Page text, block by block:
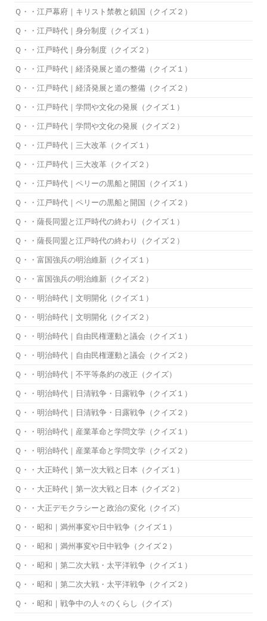
Ｑ・・江戸幕府｜キリスト禁教と鎖国（クイズ２）
Ｑ・・江戸時代｜身分制度（クイズ１）
Ｑ・・江戸時代｜身分制度（クイズ２）
Ｑ・・江戸時代｜経済発展と道の整備（クイズ１）
Ｑ・・江戸時代｜経済発展と道の整備（クイズ２）
Ｑ・・江戸時代｜学問や文化の発展（クイズ１）
Ｑ・・江戸時代｜学問や文化の発展（クイズ２）
Ｑ・・江戸時代｜三大改革（クイズ１）
Ｑ・・江戸時代｜三大改革（クイズ２）
Ｑ・・江戸時代｜ペリーの黒船と開国（クイズ１）
Ｑ・・江戸時代｜ペリーの黒船と開国（クイズ２）
Ｑ・・薩長同盟と江戸時代の終わり（クイズ１）
Ｑ・・薩長同盟と江戸時代の終わり（クイズ２）
Ｑ・・富国強兵の明治維新（クイズ１）
Ｑ・・富国強兵の明治維新（クイズ２）
Ｑ・・明治時代｜文明開化（クイズ１）
Ｑ・・明治時代｜文明開化（クイズ２）
Ｑ・・明治時代｜自由民権運動と議会（クイズ１）
Ｑ・・明治時代｜自由民権運動と議会（クイズ２）
Ｑ・・明治時代｜不平等条約の改正（クイズ）
Ｑ・・明治時代｜日清戦争・日露戦争（クイズ１）
Ｑ・・明治時代｜日清戦争・日露戦争（クイズ２）
Ｑ・・明治時代｜産業革命と学問文学（クイズ１）
Ｑ・・明治時代｜産業革命と学問文学（クイズ２）
Ｑ・・大正時代｜第一次大戦と日本（クイズ１）
Ｑ・・大正時代｜第一次大戦と日本（クイズ２）
Ｑ・・大正デモクラシーと政治の変化（クイズ）
Ｑ・・昭和｜満州事変や日中戦争（クイズ１）
Ｑ・・昭和｜満州事変や日中戦争（クイズ２）
Ｑ・・昭和｜第二次大戦・太平洋戦争（クイズ１）
Ｑ・・昭和｜第二次大戦・太平洋戦争（クイズ２）
Ｑ・・昭和｜戦争中の人々のくらし（クイズ）